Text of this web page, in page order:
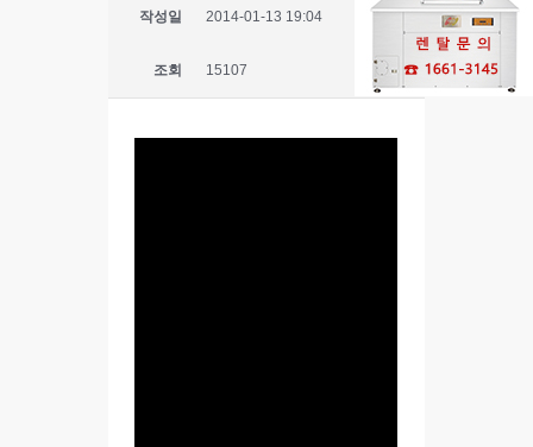
작성일 2014-01-13 19:04
조회 15107